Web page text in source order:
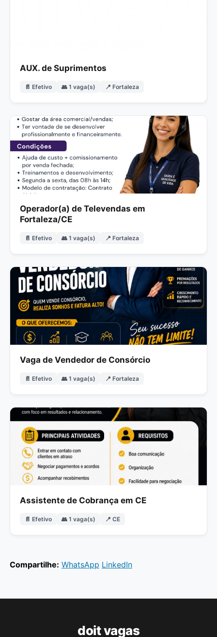
AUX. de Suprimentos
📄 Efetivo 👥 1 vaga(s) 📍 Fortaleza
Operador(a) de Televendas em
Fortaleza/CE
📄 Efetivo 👥 1 vaga(s) 📍 Fortaleza
Vaga de Vendedor de Consórcio
📄 Efetivo 👥 1 vaga(s) 📍 Fortaleza
Assistente de Cobrança em CE
📄 Efetivo 👥 1 vaga(s) 📍 CE
Compartilhe: WhatsApp LinkedIn
doit vagas